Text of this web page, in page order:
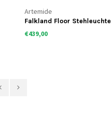
Artemide
Falkland Floor Stehleuchte
€439,00